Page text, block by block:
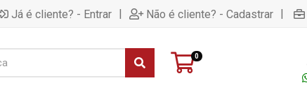
Já é cliente? - Entrar | Não é cliente? - Cadastrar |
0